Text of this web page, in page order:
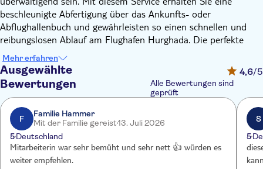
beschleunigte Abfertigung über das Ankunfts- oder
Abflughallenbuch und gewährleisten so einen schnellen und
reibungslosen Ablauf am Flughafen Hurghada. Die perfekte
Wahl für Erstreisende oder Familien.
Sobald Ihr Flugzeug landet, werden Sie in der Ankunftshalle
von einem unserer höflichen Mitarbeiter mit einem
Willkommensschild mit Ihrem Namen empfangen.
Auf dem Rückweg treffen Sie am Gate des Abflugterminals
einen unserer höflichen Mitarbeiter mit einem
Willkommensschild und Ihrem Namen sowie einem
Gepäckträgerassistenten.
Mehr erfahren
Ausgewählte
Bewertungen
4,6/5
Alle Bewertungen sind
geprüft
F
Familie Hammer
Mit der Familie gereist13. Juli 2026
5Deutschland
Mitarbeiterin war sehr bemüht und sehr nett 👍 würden es
weiter empfehlen.
S
5